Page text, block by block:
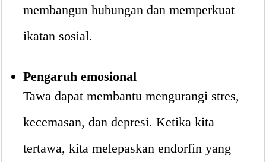
membangun hubungan dan memperkuat
ikatan sosial.
Pengaruh emosional
Tawa dapat membantu mengurangi stres,
kecemasan, dan depresi. Ketika kita
tertawa, kita melepaskan endorfin yang